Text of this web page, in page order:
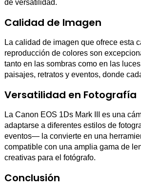
de versatilidad.
Calidad de Imagen
La calidad de imagen que ofrece esta
reproducción de colores son
tanto en las sombras como en las
paisajes, retratos y eventos, donde
Versatilidad en Fotografía
La Canon EOS 1Ds Mark III es una
adaptarse a diferentes estilos de
eventos— la convierte en una
compatible con una amplia gama de
creativas para el fotógrafo.
Conclusión